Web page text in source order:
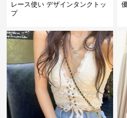
レース使い デザインタンクトッ
プ